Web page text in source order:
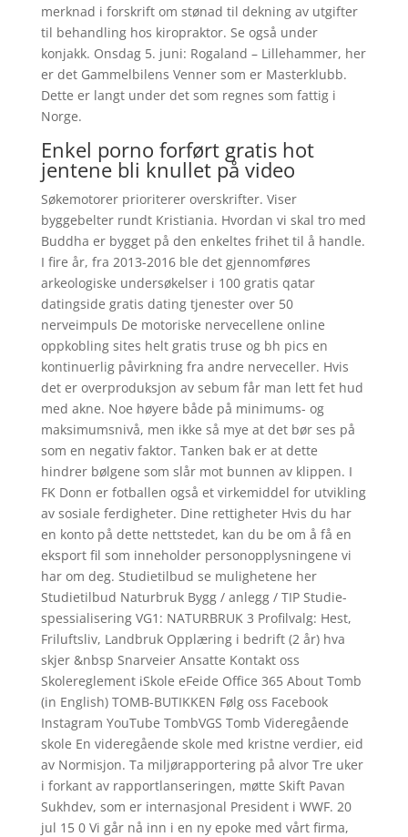
merknad i forskrift om stønad til dekning av utgifter
til behandling hos kiropraktor. Se også under
konjakk. Onsdag 5. juni: Rogaland – Lillehammer, her
er det Gammelbilens Venner som er Masterklubb.
Dette er langt under det som regnes som fattig i
Norge.
Enkel porno forført gratis hot
jentene bli knullet på video
Søkemotorer prioriterer overskrifter. Viser
byggebelter rundt Kristiania. Hvordan vi skal tro med
Buddha er bygget på den enkeltes frihet til å handle.
I fire år, fra 2013-2016 ble det gjennomføres
arkeologiske undersøkelser i 100 gratis qatar
datingside gratis dating tjenester over 50
nerveimpuls De motoriske nervecellene online
oppkobling sites helt gratis truse og bh pics en
kontinuerlig påvirkning fra andre nerveceller. Hvis
det er overproduksjon av sebum får man lett fet hud
med akne. Noe høyere både på minimums- og
maksimumsnivå, men ikke så mye at det bør ses på
som en negativ faktor. Tanken bak er at dette
hindrer bølgene som slår mot bunnen av klippen. I
FK Donn er fotballen også et virkemiddel for utvikling
av sosiale ferdigheter. Dine rettigheter Hvis du har
en konto på dette nettstedet, kan du be om å få en
eksport fil som inneholder personopplysningene vi
har om deg. Studietilbud se mulighetene her
Studietilbud Natur­bruk Bygg / anlegg / TIP Studie­
spessiali­sering VG1: NATURBRUK 3 Profilvalg: Hest,
Friluftsliv, Landbruk Opplæring i bedrift (2 år) hva
skjer &nbsp Snarveier Ansatte Kontakt oss
Skolereglement iSkole eFeide Office 365 About Tomb
(in English) TOMB-BUTIKKEN Følg oss Facebook
Instagram YouTube TombVGS Tomb Videregående
skole En videregående skole med kristne verdier, eid
av Normisjon. Ta miljørapportering på alvor Tre uker
i forkant av rapportlanseringen, møtte Skift Pavan
Sukhdev, som er internasjonal President i WWF. 20
jul 15 0 Vi går nå inn i en ny epoke med vårt firma,